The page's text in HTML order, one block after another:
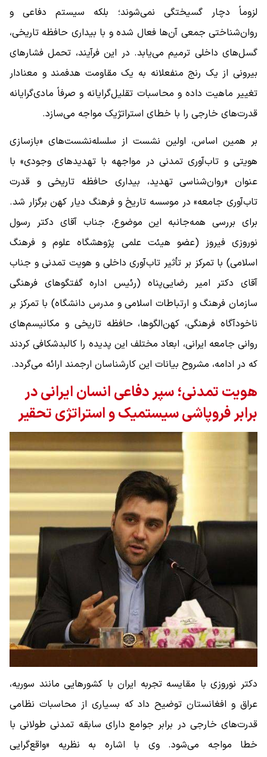
لزوماً دچار گسیختگی نمی‌شوند؛ بلکه سیستم دفاعی و
روان‌شناختی جمعی آن‌ها فعال شده و با بیداری حافظه تاریخی،
گسل‌های داخلی ترمیم می‌یابد. در این فرآیند، تحمل فشارهای
بیرونی از یک رنج منفعلانه به یک مقاومت هدفمند و معنادار
تغییر ماهیت داده و محاسبات تقلیل‌گرایانه و صرفاً مادی‌گرایانه
قدرت‌های خارجی را با خطای استراتژیک مواجه می‌سازد.
بر همین اساس، اولین نشست از سلسله‌نشست‌های «بازسازی
هویتی و تاب‌آوری تمدنی در مواجهه با تهدیدهای وجودی» با
عنوان «روان‌شناسی تهدید، بیداری حافظه تاریخی و قدرت
تاب‌آوری جامعه» در موسسه تاریخ و فرهنگ دیار کهن برگزار شد.
برای بررسی همه‌جانبه این موضوع، جناب آقای دکتر رسول
نوروزی فیروز (عضو هیئت علمی پژوهشگاه علوم و فرهنگ
اسلامی) با تمرکز بر تأثیر تاب‌آوری داخلی و هویت تمدنی و جناب
آقای دکتر امیر رضایی‌پناه (رئیس اداره گفتگوهای فرهنگی
سازمان فرهنگ و ارتباطات اسلامی و مدرس دانشگاه) با تمرکز بر
ناخودآگاه فرهنگی، کهن‌الگوها، حافظه تاریخی و مکانیسم‌های
روانی جامعه ایرانی، ابعاد مختلف این پدیده را کالبدشکافی کردند
که در ادامه، مشروح بیانات این کارشناسان ارجمند ارائه می‌گردد.
هویت تمدنی؛ سپر دفاعی انسان ایرانی در
برابر فروپاشی سیستمیک و استراتژی تحقیر
دکتر نوروزی با مقایسه تجربه ایران با کشورهایی مانند سوریه،
عراق و افغانستان توضیح داد که بسیاری از محاسبات نظامی
قدرت‌های خارجی در برابر جوامع دارای سابقه تمدنی طولانی با
خطا مواجه می‌شود. وی با اشاره به نظریه «واقع‌گرایی